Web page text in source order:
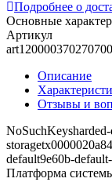
Подробнее о
Основные
Артикул
Описание
Отзывы и
default9e60b-
Платформа